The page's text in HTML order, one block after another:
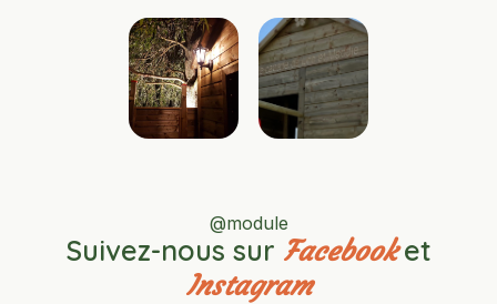
@module
Suivez-nous sur Facebooket
Instagram